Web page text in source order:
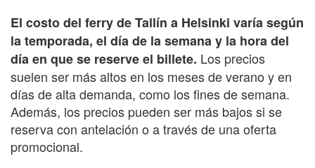
El costo del ferry de Tallín a Helsinki varía según
la temporada, el día de la semana y la hora del
día en que se reserve el billete. Los precios
suelen ser más altos en los meses de verano y en
días de alta demanda, como los fines de semana.
Además, los precios pueden ser más bajos si se
reserva con antelación o a través de una oferta
promocional.